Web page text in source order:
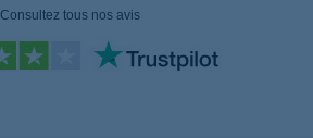
Consultez tous nos avis